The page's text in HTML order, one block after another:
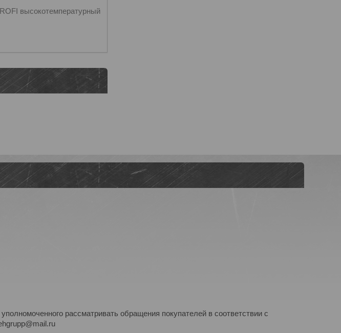
высокотемпературный
рассматривать обращения покупателей в соответствии с